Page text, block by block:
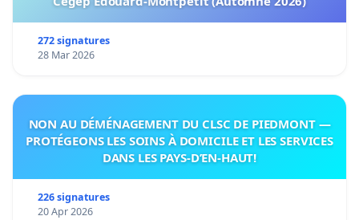
272 signatures
28 Mar 2026
NON AU DÉMÉNAGEMENT DU CLSC DE PIEDMONT —
PROTÉGEONS LES SOINS À DOMICILE ET LES SERVICES
DANS LES PAYS-D’EN-HAUT!
226 signatures
20 Apr 2026